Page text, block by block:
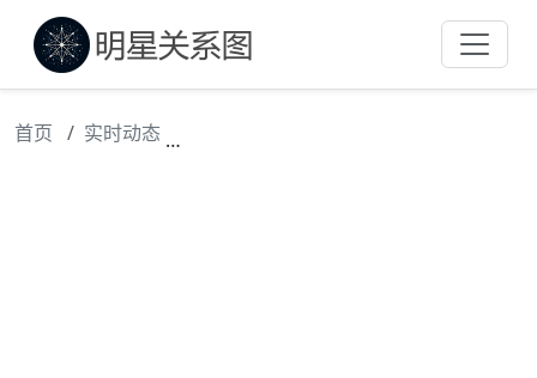
首页 实时动态